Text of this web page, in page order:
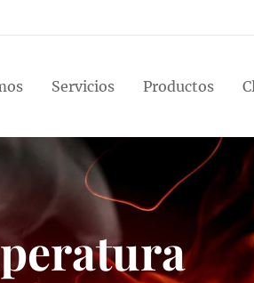
Servicios Productos